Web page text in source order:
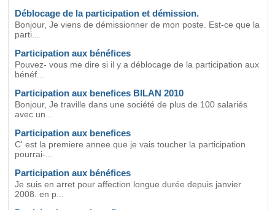
Déblocage de la participation et démission.
Bonjour, Je viens de démissionner de mon poste. Est-ce que la
parti...
Participation aux bénéfices
Pouvez- vous me dire si il y a déblocage de la participation aux
bénéf...
Participation aux benefices BILAN 2010
Bonjour, Je traville dans une société de plus de 100 salariés
avec un...
Participation aux benefices
C' est la premiere annee que je vais toucher la participation
pourrai-...
Participation aux bénéfices
Je suis en arret pour affection longue durée depuis janvier
2008. en p...